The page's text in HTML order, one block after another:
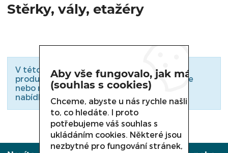
MYTÍ NÁDOBÍ
VÁHY, NÁŘEZOVÉ STROJE
Stěrky, vály, etažéry
V této kategorii nejsou zařazeny žádné
produkty. Podívejte se do podkategorií níže
nebo nás kontaktujte. Rádi Vám zašleme
nabídku konkrétního zboží.
Aby vše fungovalo, jak má
(souhlas s cookies)
Chceme, abyste u nás rychle našli
to, co hledáte. I proto
potřebujeme váš souhlas s
ukládáním cookies. Některé jsou
nezbytné pro fungování stránek,